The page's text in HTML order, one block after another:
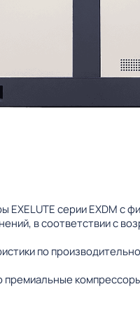
EXELUTE серии EXDM
в соответствии с
по
премиальные